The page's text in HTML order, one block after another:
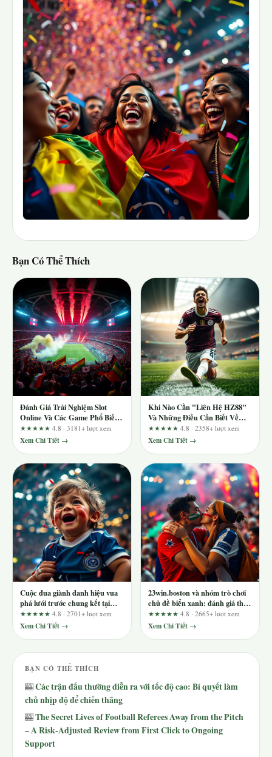
Bạn Có Thể Thích
Đánh Giá Trải Nghiệm Slot
Online Và Các Game Phổ Biến
Tại f8betv1.com
★★★★★ 4.8 · 3181+ lượt xem
Xem Chi Tiết →
Khi Nào Cần "Liên Hệ HZ88"
Và Những Điều Cần Biết Về
Nền Tảng Giải Trí Trực Tuyến
★★★★★ 4.8 · 2358+ lượt xem
Xem Chi Tiết →
Cuộc đua giành danh hiệu vua
phá lưới trước chung kết tại
zbet.hu.net
★★★★★ 4.8 · 2701+ lượt xem
Xem Chi Tiết →
23win.boston và nhóm trò chơi
chủ đề biển xanh: đánh giá theo
hành trình người dùng
★★★★★ 4.8 · 2665+ lượt xem
Xem Chi Tiết →
BẠN CÓ THỂ THÍCH
🎰Các trận đấu thường diễn ra với tốc độ cao: Bí quyết làm
chủ nhịp độ để chiến thắng
🎰The Secret Lives of Football Referees Away from the Pitch
– A Risk‑Adjusted Review from First Click to Ongoing
Support